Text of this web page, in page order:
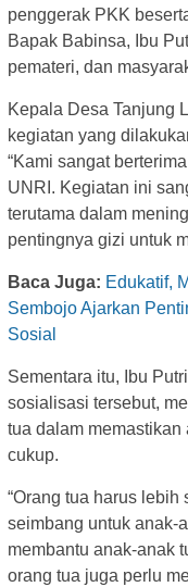
penggerak PKK
Bapak Babinsa, Ibu
pemateri, dan
Kepala Desa Tanjung
kegiatan yang
“Kami sangat
UNRI. Kegiatan ini
terutama dalam
pentingnya gizi untuk
Baca Juga: Edukatif,
Sembojo Ajarkan
Sosial
Sementara itu, Ibu
sosialisasi tersebut,
tua dalam
cukup.
“Orang tua harus
seimbang untuk anak-
membantu anak-anak
orang tua juga perlu